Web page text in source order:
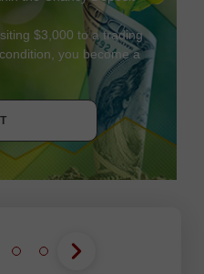
$3,000 to a trading
you become a